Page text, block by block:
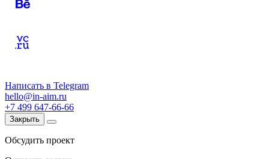
Написать в Telegram
hello@in-aim.ru
+7 499 647-66-66
Закрыть
Обсудить проект